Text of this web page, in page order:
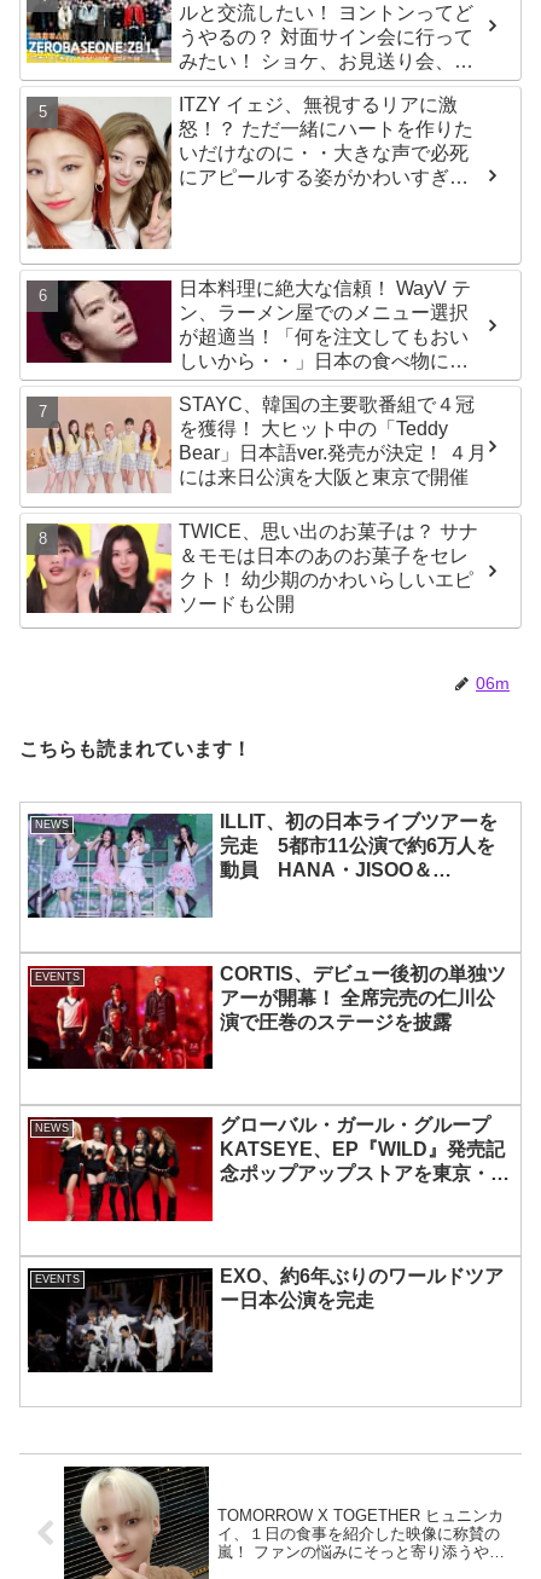
ルと交流したい！ ヨントンってど
うやるの？ 対面サイン会に行って
みたい！ ショケ、お見送り会、握
手会・・・リリースイベントあれ
これを紹介
ITZY イェジ、無視するリアに激
怒！？ ただ一緒にハートを作りた
いだけなのに・・大きな声で必死
にアピールする姿がかわいすぎる
日本料理に絶大な信頼！ WayV テ
ン、ラーメン屋でのメニュー選択
が超適当！「何を注文してもおい
しいから・・」日本の食べ物に関
する持論を明かす
STAYC、韓国の主要歌番組で４冠
を獲得！ 大ヒット中の「Teddy
Bear」日本語ver.発売が決定！ ４月
には来日公演を大阪と東京で開催
TWICE、思い出のお菓子は？ サナ
＆モモは日本のあのお菓子をセレ
クト！ 幼少期のかわいらしいエピ
ソードも公開
06m
こちらも読まれています！
NEWS
ILLIT、初の日本ライブツアーを
完走 5都市11公演で約6万人を
動員 HANA・JISOO＆
EVENTS
CORTIS、デビュー後初の単独ツ
アーが開幕！ 全席完売の仁川公
演で圧巻のステージを披露
NEWS
グローバル・ガール・グループ
KATSEYE、EP『WILD』発売記
念ポップアップストアを東京・原
EVENTS
EXO、約6年ぶりのワールドツア
ー日本公演を完走
TOMORROW X TOGETHER ヒュニンカ
イ、１日の食事を紹介した映像に称賛の
嵐！ ファンの悩みにそっと寄り添うやさ